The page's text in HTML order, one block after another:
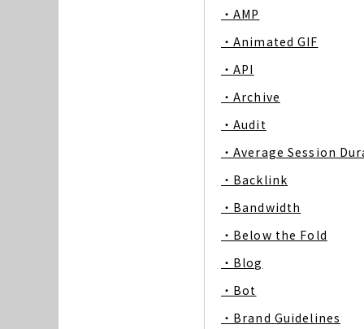
・AMP
・Animated GIF
・API
・Archive
・Audit
・Average Session
・Backlink
・Bandwidth
・Below the Fold
・Blog
・Bot
・Brand Guidelines